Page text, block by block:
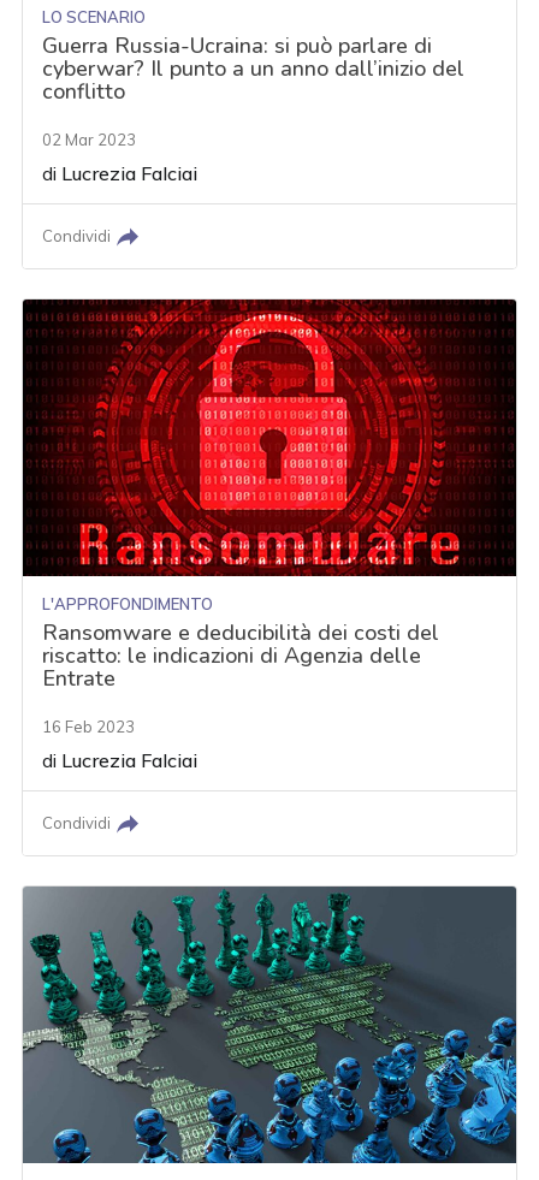
LO SCENARIO
Guerra Russia-Ucraina: si può parlare di
cyberwar? Il punto a un anno dall’inizio del
conflitto
02 Mar 2023
di Lucrezia Falciai
Condividi
L'APPROFONDIMENTO
Ransomware e deducibilità dei costi del
riscatto: le indicazioni di Agenzia delle
Entrate
16 Feb 2023
di Lucrezia Falciai
Condividi